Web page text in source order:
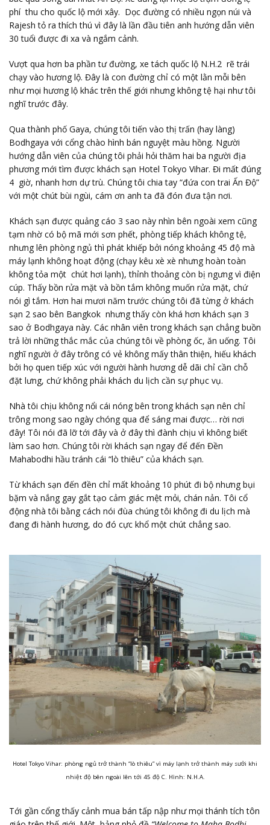
phí thu cho quốc lộ mới xây. Dọc đường có nhiều ngọn núi và
Rajesh tỏ ra thích thú vì đây là lần đầu tiên anh hướng dẫn viên
30 tuổi được đi xa và ngắm cảnh.
Vượt qua hơn ba phần tư đường, xe tách quốc lộ N.H.2 rẽ trái
chạy vào hương lộ. Đây là con đường chỉ có một lằn mỗi bên
như mọi hương lộ khác trên thế giới nhưng không tệ hại như tôi
nghĩ trước đây.
Qua thành phố Gaya, chúng tôi tiến vào thị trấn (hay làng)
Bodhgaya với cổng chào hình bán nguyệt màu hồng. Người
hướng dẫn viên của chúng tôi phải hỏi thăm hai ba người địa
phương mới tìm được khách sạn Hotel Tokyo Vihar. Đi mất đúng
4 giờ, nhanh hơn dự trù. Chúng tôi chia tay “đứa con trai Ấn Độ”
với một chút bùi ngùi, cám ơn anh ta đã đón đưa tận nơi.
Khách sạn được quảng cáo 3 sao này nhìn bên ngoài xem cũng
tạm nhờ có bộ mã mới sơn phết, phòng tiếp khách không tệ,
nhưng lên phòng ngủ thì phát khiếp bởi nóng khoảng 45 độ mà
máy lạnh không hoạt động (chạy kêu xè xè nhưng hoàn toàn
không tỏa một chút hơi lạnh), thỉnh thoảng còn bị ngưng vì điện
cúp. Thấy bồn rửa mặt và bồn tắm không muốn rửa mặt, chứ
nói gì tắm. Hơn hai mươi năm trước chúng tôi đã từng ở khách
sạn 2 sao bên Bangkok nhưng thấy còn khá hơn khách sạn 3
sao ở Bodhgaya này. Các nhân viên trong khách sạn chẳng buồn
trả lời những thắc mắc của chúng tôi về phòng ốc, ăn uống. Tôi
nghĩ người ở đây trông có vẻ không mấy thân thiện, hiếu khách
bởi họ quen tiếp xúc với người hành hương dễ dãi chỉ cần chỗ
đặt lưng, chứ không phải khách du lịch cần sự phục vụ.
Nhà tôi chịu không nổi cái nóng bên trong khách sạn nên chỉ
trông mong sao ngày chóng qua để sáng mai được… rời nơi
đây! Tôi nói đã lỡ tới đây và ở đây thì đành chịu vì không biết
làm sao hơn. Chúng tôi rời khách sạn ngay để đến Đền
Mahabodhi hầu tránh cái “lò thiêu” của khách sạn.
Từ khách sạn đến đền chỉ mất khoảng 10 phút đi bộ nhưng bụi
bặm và nắng gay gắt tạo cảm giác mệt mỏi, chán nản. Tôi cổ
động nhà tôi bằng cách nói đùa chúng tôi không đi du lịch mà
đang đi hành hương, do đó cực khổ một chút chẳng sao.
Hotel Tokyo Vihar: phòng ngủ trở thành “lò thiêu” vì máy lạnh trở thành máy sưởi khi
nhiệt độ bên ngoài lên tới 45 độ C. Hình: N.H.A.
Tới gần cổng thấy cảnh mua bán tấp nập như mọi thánh tích tôn